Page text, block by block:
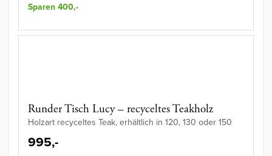
Sparen 400,-
Runder Tisch Lucy – recyceltes Teakholz
Holzart recyceltes Teak, erhältlich in 120, 130 oder 150
995,-